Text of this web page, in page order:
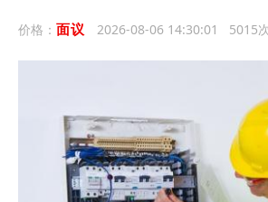
价格： 面议 2026-08-06 14:30:01 5015